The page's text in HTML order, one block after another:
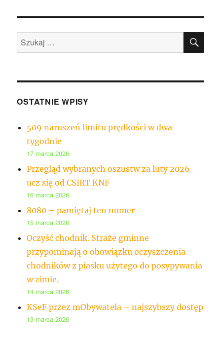
Szukaj:
OSTATNIE WPISY
509 naruszeń limitu prędkości w dwa
tygodnie
17 marca 2026
Przegląd wybranych oszustw za luty 2026 –
ucz się od CSIRT KNF
16 marca 2026
8080 – pamiętaj ten numer
15 marca 2026
Oczyść chodnik. Straże gminne
przypominają o obowiązku oczyszczenia
chodników z piasku użytego do posypywania
w zimie.
14 marca 2026
KSeF przez mObywatela – najszybszy dostęp
13 marca 2026